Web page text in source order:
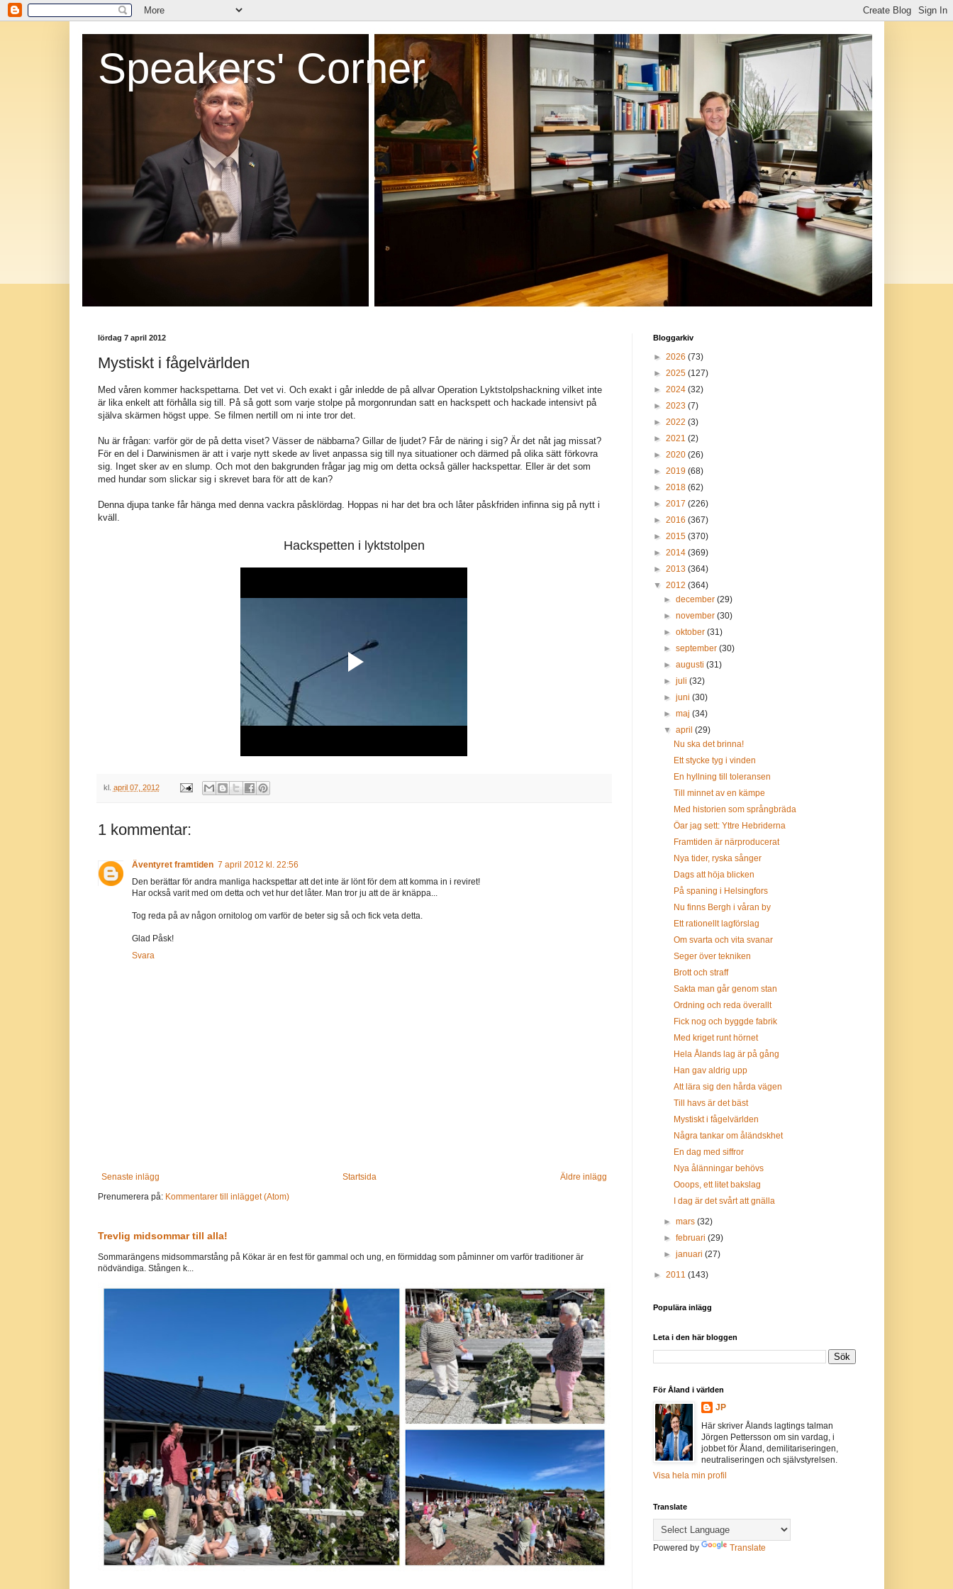
Speakers' Corner
lördag 7 april 2012
Mystiskt i fågelvärlden
Med våren kommer hackspettarna. Det vet vi. Och exakt i går inledde de på allvar Operation Lyktstolpshackning vilket inte
är lika enkelt att förhålla sig till. På så gott som varje stolpe på morgonrundan satt en hackspett och hackade intensivt på
själva skärmen högst uppe. Se filmen nertill om ni inte tror det.
Nu är frågan: varför gör de på detta viset? Vässer de näbbarna? Gillar de ljudet? Får de näring i sig? Är det nåt jag missat?
För en del i Darwinismen är att i varje nytt skede av livet anpassa sig till nya situationer och därmed på olika sätt förkovra
sig. Inget sker av en slump. Och mot den bakgrunden frågar jag mig om detta också gäller hackspettar. Eller är det som
med hundar som slickar sig i skrevet bara för att de kan?
Denna djupa tanke får hänga med denna vackra påsklördag. Hoppas ni har det bra och låter påskfriden infinna sig på nytt i
kväll.
Hackspetten i lyktstolpen
kl. april 07, 2012
1 kommentar:
Äventyret framtiden 7 april 2012 kl. 22:56
Den berättar för andra manliga hackspettar att det inte är lönt för dem att komma in i reviret!
Har också varit med om detta och vet hur det låter. Man tror ju att de är knäppa...
Tog reda på av någon ornitolog om varför de beter sig så och fick veta detta.
Glad Påsk!
Svara
Senaste inlägg Äldre inlägg
Startsida
Prenumerera på: Kommentarer till inlägget (Atom)
Trevlig midsommar till alla!
Sommarängens midsommarstång på Kökar är en fest för gammal och ung, en förmiddag som påminner om varför traditioner är
nödvändiga. Stången k...
Bloggarkiv
► 2026 (73)
► 2025 (127)
► 2024 (32)
► 2023 (7)
► 2022 (3)
► 2021 (2)
► 2020 (26)
► 2019 (68)
► 2018 (62)
► 2017 (226)
► 2016 (367)
► 2015 (370)
► 2014 (369)
► 2013 (364)
▼ 2012 (364)
► december (29)
► november (30)
► oktober (31)
► september (30)
► augusti (31)
► juli (32)
► juni (30)
► maj (34)
▼ april (29)
Nu ska det brinna!
Ett stycke tyg i vinden
En hyllning till toleransen
Till minnet av en kämpe
Med historien som språngbräda
Öar jag sett: Yttre Hebriderna
Framtiden är närproducerat
Nya tider, ryska sånger
Dags att höja blicken
På spaning i Helsingfors
Nu finns Bergh i våran by
Ett rationellt lagförslag
Om svarta och vita svanar
Seger över tekniken
Brott och straff
Sakta man går genom stan
Ordning och reda överallt
Fick nog och byggde fabrik
Med kriget runt hörnet
Hela Ålands lag är på gång
Han gav aldrig upp
Att lära sig den hårda vägen
Till havs är det bäst
Mystiskt i fågelvärlden
Några tankar om åländskhet
En dag med siffror
Nya ålänningar behövs
Ooops, ett litet bakslag
I dag är det svårt att gnälla
► mars (32)
► februari (29)
► januari (27)
► 2011 (143)
Populära inlägg
Leta i den här bloggen
För Åland i världen
JP
Här skriver Ålands lagtings talman
Jörgen Pettersson om sin vardag, i
jobbet för Åland, demilitariseringen,
neutraliseringen och självstyrelsen.
Visa hela min profil
Translate
Powered by Translate